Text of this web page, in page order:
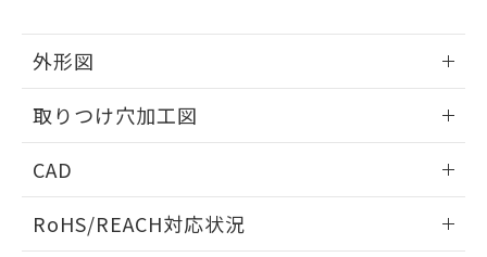
外形図
取りつけ穴加工図
CAD
ドすることができます。
RoHS/REACH対応状況
物質の対応では、対応完了までの期間は出
荷製品に未対応品が混在することから備考
既に当社にて対応品への在庫切替を完了
していることから、特段のことがない限
り、2022年1月12日より割愛しておりま